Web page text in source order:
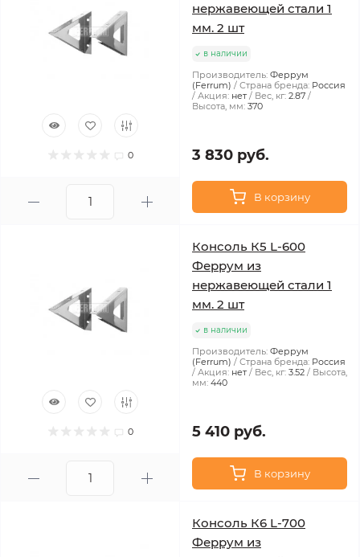
0
нержавеющей стали 1
мм. 2 шт
в наличии
Производитель: Феррум
(Ferrum)
Страна бренда: Россия
Акция: нет Вес, кг: 2.87
Высота, мм: 370
3 830 руб.
В корзину
0
Консоль К5 L-600
Феррум из
нержавеющей стали 1
мм. 2 шт
в наличии
Производитель: Феррум
(Ferrum)
Страна бренда: Россия
Акция: нет Вес, кг: 3.52
Высота,
мм: 440
5 410 руб.
В корзину
Консоль К6 L-700
Феррум из